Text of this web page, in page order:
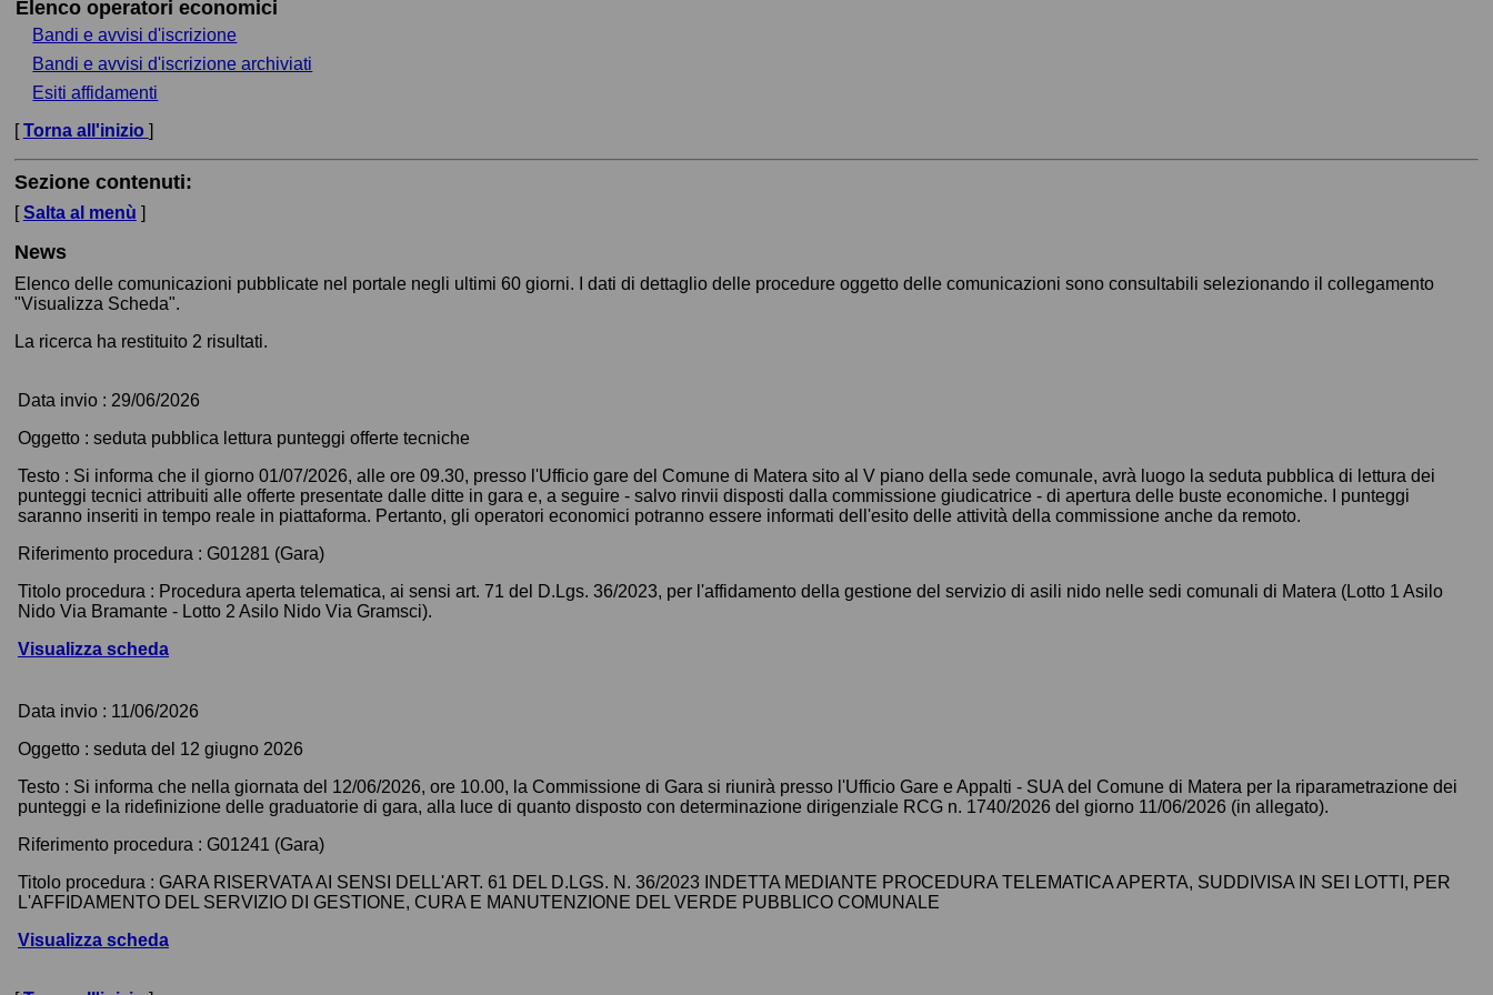
Elenco operatori economici
Bandi e avvisi d'iscrizione
Bandi e avvisi d'iscrizione archiviati
Esiti affidamenti
[Torna all'inizio ]
Sezione contenuti:
[Salta al menù ]
News
Elenco delle comunicazioni pubblicate nel portale negli ultimi 60 giorni. I dati di dettaglio delle procedure oggetto delle comunicazioni sono consultabili selezionando il collegamento
"Visualizza Scheda".
La ricerca ha restituito 2 risultati.
Data invio : 29/06/2026
Oggetto : seduta pubblica lettura punteggi offerte tecniche
Testo : Si informa che il giorno 01/07/2026, alle ore 09.30, presso l'Ufficio gare del Comune di Matera sito al V piano della sede comunale, avrà luogo la seduta pubblica di lettura dei
punteggi tecnici attribuiti alle offerte presentate dalle ditte in gara e, a seguire - salvo rinvii disposti dalla commissione giudicatrice - di apertura delle buste economiche. I punteggi
saranno inseriti in tempo reale in piattaforma. Pertanto, gli operatori economici potranno essere informati dell'esito delle attività della commissione anche da remoto.
Riferimento procedura : G01281 (Gara)
Titolo procedura : Procedura aperta telematica, ai sensi art. 71 del D.Lgs. 36/2023, per l'affidamento della gestione del servizio di asili nido nelle sedi comunali di Matera (Lotto 1 Asilo
Nido Via Bramante - Lotto 2 Asilo Nido Via Gramsci).
Visualizza scheda
Data invio : 11/06/2026
Oggetto : seduta del 12 giugno 2026
Testo : Si informa che nella giornata del 12/06/2026, ore 10.00, la Commissione di Gara si riunirà presso l'Ufficio Gare e Appalti - SUA del Comune di Matera per la riparametrazione dei
punteggi e la ridefinizione delle graduatorie di gara, alla luce di quanto disposto con determinazione dirigenziale RCG n. 1740/2026 del giorno 11/06/2026 (in allegato).
Riferimento procedura : G01241 (Gara)
Titolo procedura : GARA RISERVATA AI SENSI DELL'ART. 61 DEL D.LGS. N. 36/2023 INDETTA MEDIANTE PROCEDURA TELEMATICA APERTA, SUDDIVISA IN SEI LOTTI, PER
L'AFFIDAMENTO DEL SERVIZIO DI GESTIONE, CURA E MANUTENZIONE DEL VERDE PUBBLICO COMUNALE
Visualizza scheda